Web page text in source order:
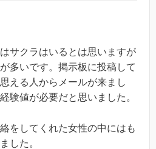
サクラはいるとは思いますが
多いです。掲示板に投稿して
える人からメールが来まし
験値が必要だと思いました。
をしてくれた女性の中にはも
した。